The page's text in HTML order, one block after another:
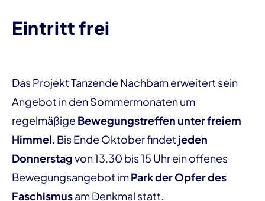
Eintritt frei
Das Projekt Tanzende Nachbarn erweitert sein
Angebot in den Sommermonaten um
regelmäßige Bewegungstreffen unter freiem
Himmel . Bis Ende Oktober findet jeden
Donnerstagvon 13.30 bis 15 Uhr ein offenes
Bewegungsangebot imPark der Opfer des
Faschismusam Denkmal statt.